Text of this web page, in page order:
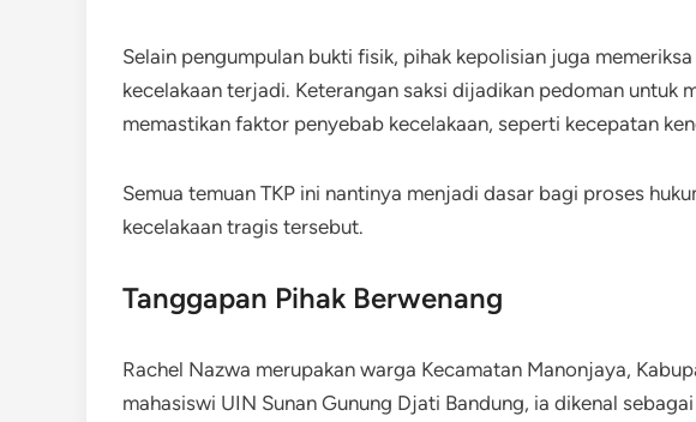
Selain pengumpulan bukti fisik, pihak kepolisian juga
kecelakaan terjadi. Keterangan saksi dijadikan pedoman untuk
memastikan faktor penyebab kecelakaan, seperti kecepatan
Semua temuan TKP ini nantinya menjadi dasar bagi proses
kecelakaan tragis tersebut.
Tanggapan Pihak Berwenang
Rachel Nazwa merupakan warga Kecamatan Manonjaya,
mahasiswi UIN Sunan Gunung Djati Bandung, ia dikenal